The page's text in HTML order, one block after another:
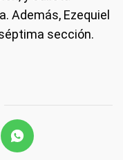
Además, Ezequiel
sección.